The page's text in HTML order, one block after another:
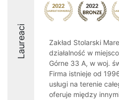
Laureaci
Zakład Stolarski
działalność w
Górne 33 A, w woj.
Firma istnieje od
usługi na terenie
oferuje między